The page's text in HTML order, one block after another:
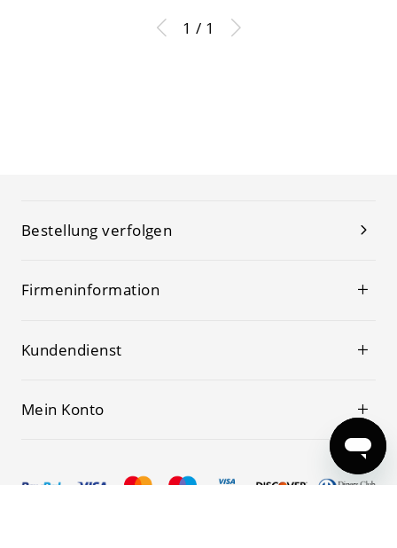
1 / 1
Bestellung verfolgen
Firmeninformation
Kundendienst
Mein Konto